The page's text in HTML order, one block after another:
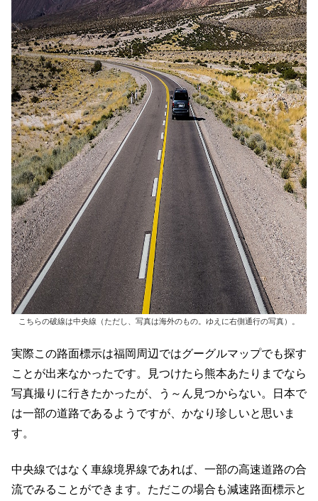
こちらの破線は中央線（ただし、写真は海外のもの。ゆえに右側通行の写真）。
実際この路面標示は福岡周辺ではグーグルマップでも探す
ことが出来なかったです。見つけたら熊本あたりまでなら
写真撮りに行きたかったが、う～ん見つからない。日本で
は一部の道路であるようですが、かなり珍しいと思いま
す。
中央線ではなく車線境界線であれば、一部の高速道路の合
流でみることができます。ただこの場合も減速路面標示と